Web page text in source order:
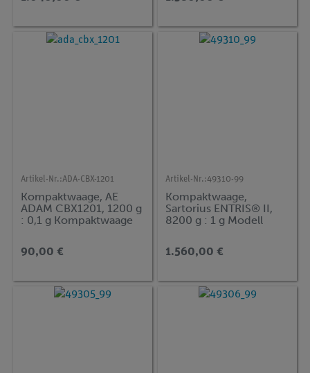
Artikel-Nr.:ADA-CBX-1201
Kompaktwaage, AE
ADAM CBX1201, 1200 g
: 0,1 g Kompaktwaage
90,00 €
Artikel-Nr.:49310-99
Kompaktwaage,
Sartorius ENTRIS® II,
8200 g : 1 g Modell
1.560,00 €